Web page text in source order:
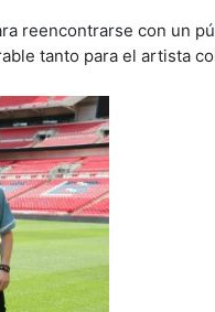
reencontrarse con un
tanto para el artista